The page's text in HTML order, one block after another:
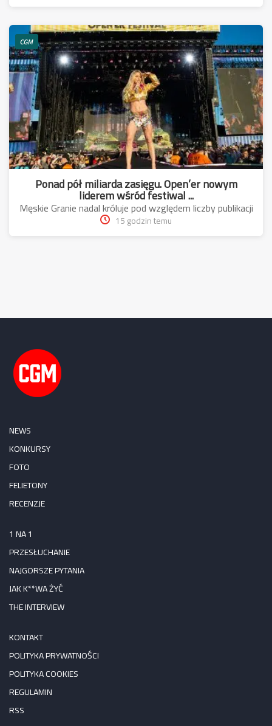
CGM
Ponad pół miliarda zasięgu. Open’er nowym
liderem wśród festiwal ...
Męskie Granie nadal króluje pod względem liczby publikacji
15 godzin temu
NEWS
KONKURSY
FOTO
FELIETONY
RECENZJE
1 NA 1
PRZESŁUCHANIE
NAJGORSZE PYTANIA
JAK K**WA ŻYĆ
THE INTERVIEW
KONTAKT
POLITYKA PRYWATNOŚCI
POLITYKA COOKIES
REGULAMIN
RSS